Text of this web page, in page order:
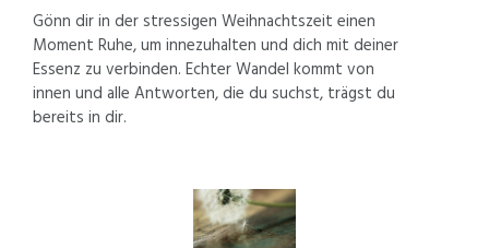
Gönn dir in der stressigen Weihnachtszeit einen
Moment Ruhe, um innezuhalten und dich mit deiner
Essenz zu verbinden. Echter Wandel kommt von
innen und alle Antworten, die du suchst, trägst du
bereits in dir.